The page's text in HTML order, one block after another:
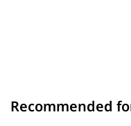
Recommended